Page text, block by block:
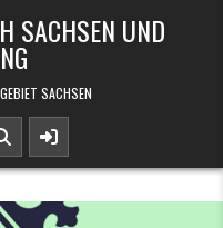
SACHSEN UND
SACHSEN